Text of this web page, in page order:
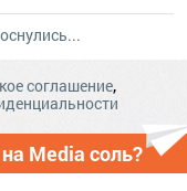
соглашение,
Media соль?